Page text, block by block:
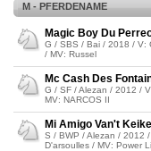
M - PFERDENAME
Magic Boy Du
G / SBS / Bai / 2018 / V:
/ MV: Russel
Mc Cash Des
G / SF / Alezan / 2012 /
MV: NARCOS II
Mi Amigo Van't
S / BWP / Alezan / 2012
D'arsoulles / MV: Power